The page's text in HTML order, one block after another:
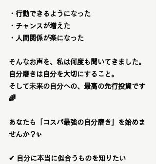
・行動できるようになった
・チャンスが増えた
・人間関係が楽になった
そんなお声を、私は何度も聞いてきました。
自分磨きは自分を大切にすること。
そして未来の自分への、最高の先行投資です
🌈
あなたも「コスパ最強の自分磨き」を始めま
せんか？✨
✔ 自分に本当に似合うものを知りたい